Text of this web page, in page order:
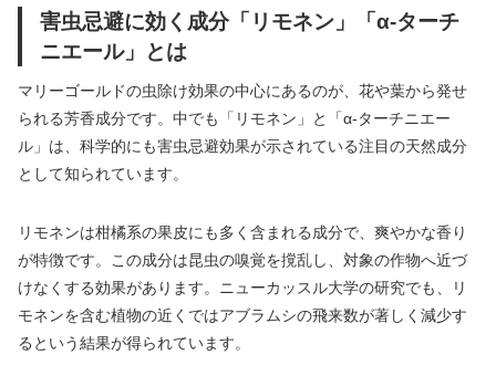
害虫忌避に効く成分「リモネン」「α-ターチ
ニエール」とは
マリーゴールドの虫除け効果の中心にあるのが、花や葉から発せ
られる芳香成分です。中でも「リモネン」と「α-ターチニエー
ル」は、科学的にも害虫忌避効果が示されている注目の天然成分
として知られています。
リモネンは柑橘系の果皮にも多く含まれる成分で、爽やかな香り
が特徴です。この成分は昆虫の嗅覚を撹乱し、対象の作物へ近づ
けなくする効果があります。ニューカッスル大学の研究でも、リ
モネンを含む植物の近くではアブラムシの飛来数が著しく減少す
るという結果が得られています。